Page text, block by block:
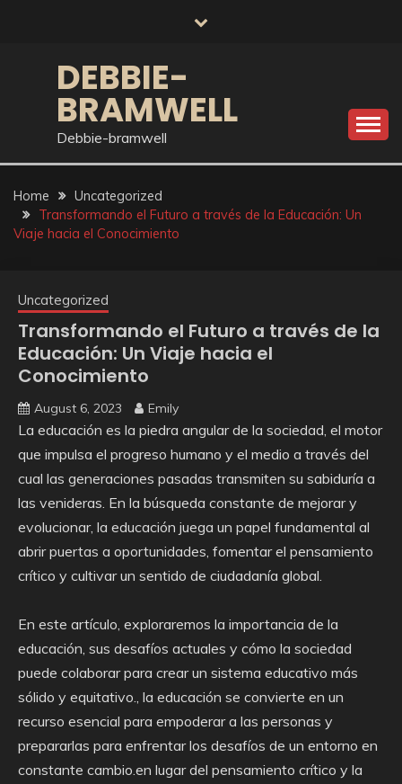
DEBBIE-
BRAMWELL
Debbie-bramwell
Home
Uncategorized
Transformando el Futuro a través de la Educación: Un
Viaje hacia el Conocimiento
Uncategorized
Transformando el Futuro a través de la
Educación: Un Viaje hacia el
Conocimiento
August 6, 2023 Emily
La educación es la piedra angular de la sociedad, el motor
que impulsa el progreso humano y el medio a través del
cual las generaciones pasadas transmiten su sabiduría a
las venideras. En la búsqueda constante de mejorar y
evolucionar, la educación juega un papel fundamental al
abrir puertas a oportunidades, fomentar el pensamiento
crítico y cultivar un sentido de ciudadanía global.
En este artículo, exploraremos la importancia de la
educación, sus desafíos actuales y cómo la sociedad
puede colaborar para crear un sistema educativo más
sólido y equitativo., la educación se convierte en un
recurso esencial para empoderar a las personas y
prepararlas para enfrentar los desafíos de un entorno en
constante cambio.en lugar del pensamiento crítico y la